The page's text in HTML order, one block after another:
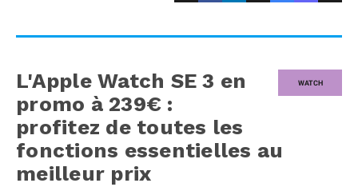
WATCH
L'Apple Watch SE 3 en
promo à 239€ :
profitez de toutes les
fonctions essentielles au
meilleur prix